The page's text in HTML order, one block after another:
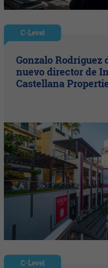
C-Level
Gonzalo Rodríguez
nuevo director de
Castellana
C-Level